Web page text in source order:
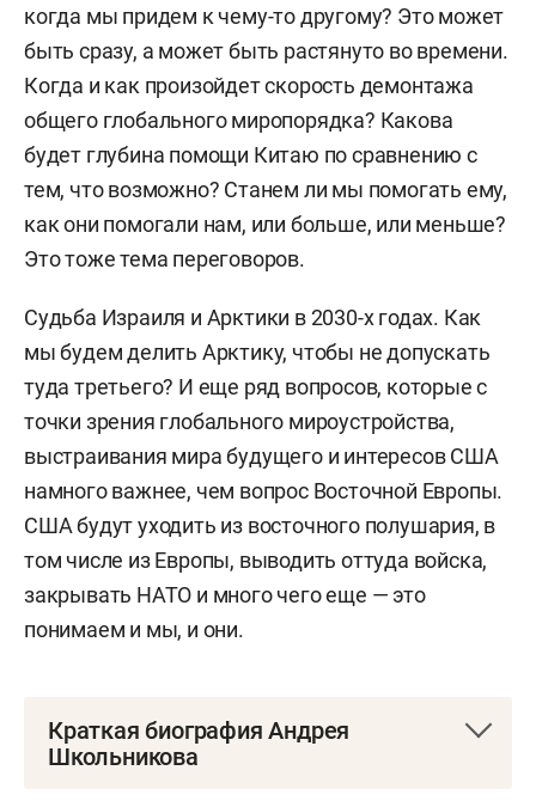
когда мы придем к чему-то другому? Это может
быть сразу, а может быть растянуто во времени.
Когда и как произойдет скорость демонтажа
общего глобального миропорядка? Какова
будет глубина помощи Китаю по сравнению с
тем, что возможно? Станем ли мы помогать ему,
как они помогали нам, или больше, или меньше?
Это тоже тема переговоров.
Судьба Израиля и Арктики в 2030-х годах. Как
мы будем делить Арктику, чтобы не допускать
туда третьего? И еще ряд вопросов, которые с
точки зрения глобального мироустройства,
выстраивания мира будущего и интересов США
намного важнее, чем вопрос Восточной Европы.
США будут уходить из восточного полушария, в
том числе из Европы, выводить оттуда войска,
закрывать НАТО и много чего еще — это
понимаем и мы, и они.
Краткая биография Андрея
Школьникова